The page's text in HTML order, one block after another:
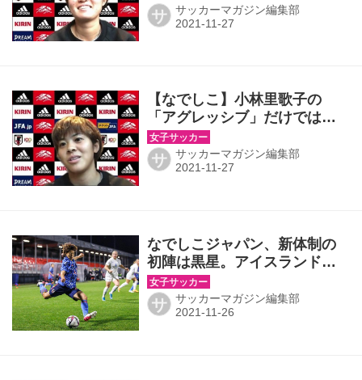
サ サッカーマガジン編集部
【なでしこ】小林里歌子の
「アグレッシブ」だけではな
い気づき。｢相手を見て止まっ
てから…｣
サ サッカーマガジン編集部
なでしこジャパン、新体制の
初陣は黒星。アイスランドの
カウンター2発に沈むが、手応
えもあり◎国際親善試合
サ サッカーマガジン編集部